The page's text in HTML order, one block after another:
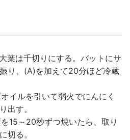
葉は千切りにする。バットにサ
り、(A)を加えて20分ほど冷蔵
イルを引いて弱火でにんにく
出す。
15～20秒ずつ焼いたら、取り
切る。